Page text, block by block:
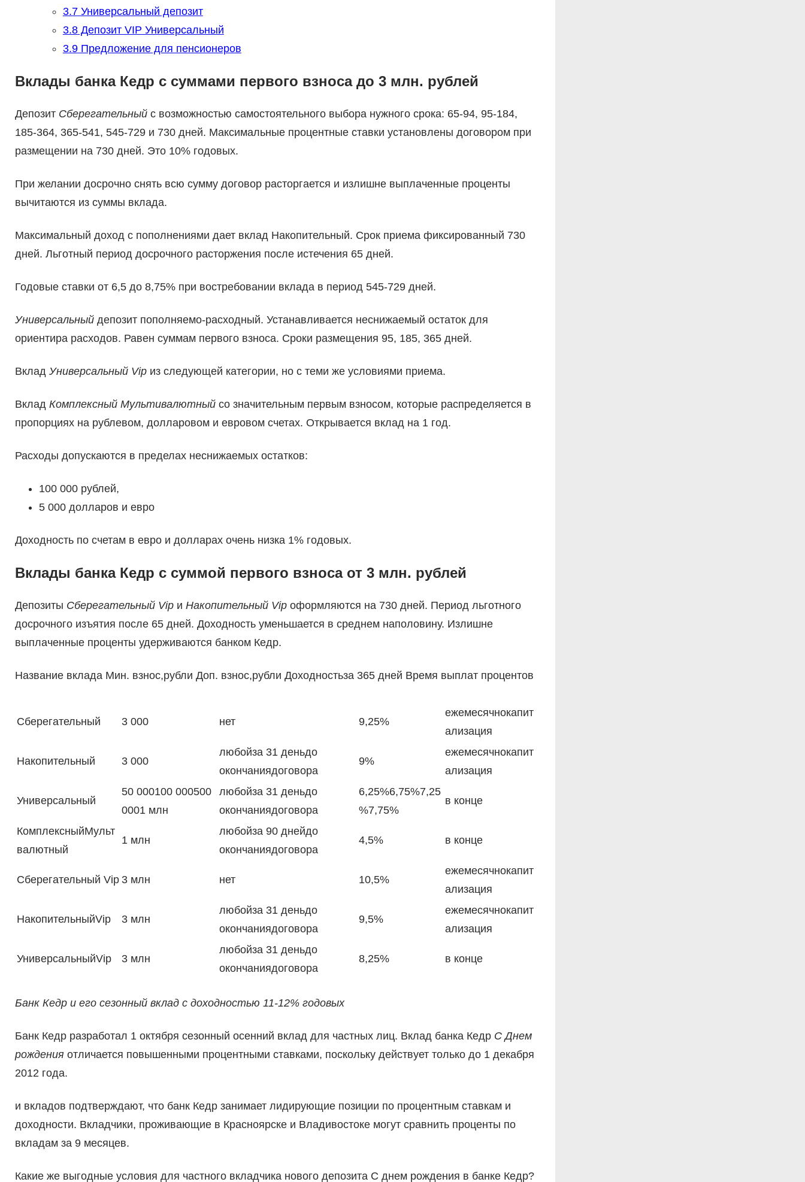
3.7Универсальный депозит
3.8Депозит VIP Универсальный
3.9Предложение для пенсионеров
Вклады банка Кедр с суммами первого взноса до 3 млн. рублей
Депозит Сберегательныйс возможностью самостоятельного выбора нужного срока: 65-94, 95-184,
185-364, 365-541, 545-729 и 730 дней. Максимальные процентные ставки установлены договором при
размещении на 730 дней. Это 10% годовых.
При желании досрочно снять всю сумму договор расторгается и излишне выплаченные проценты
вычитаются из суммы вклада.
Максимальный доход с пополнениями дает вклад Накопительный. Срок приема фиксированный 730
дней. Льготный период досрочного расторжения после истечения 65 дней.
Годовые ставки от 6,5 до 8,75% при востребовании вклада в период 545-729 дней.
Универсальныйдепозит пополняемо-расходный. Устанавливается неснижаемый остаток для
ориентира расходов. Равен суммам первого взноса. Сроки размещения 95, 185, 365 дней.
Вклад Универсальный Vipиз следующей категории, но с теми же условиями приема.
Вклад Комплексный Мультивалютныйсо значительным первым взносом, которые распределяется в
пропорциях на рублевом, долларовом и евровом счетах. Открывается вклад на 1 год.
Расходы допускаются в пределах неснижаемых остатков:
100 000 рублей,
5 000 долларов и евро
Доходность по счетам в евро и долларах очень низка 1% годовых.
Вклады банка Кедр с суммой первого взноса от 3 млн. рублей
Депозиты Сберегательный Vipи Накопительный Vipоформляются на 730 дней. Период льготного
досрочного изъятия после 65 дней. Доходность уменьшается в среднем наполовину. Излишне
выплаченные проценты удерживаются банком Кедр.
Название вклада Мин. взнос,рубли Доп. взнос,рубли Доходностьза 365 дней Время выплат процентов
Сберегательный 3 000 нет 9,25%
ежемесячнокапит
ализация
Накопительный 3 000
любойза 31 деньдо
окончаниядоговора
9%
ежемесячнокапит
ализация
Универсальный
50 000100 000500
0001 млн
любойза 31 деньдо
окончаниядоговора
6,25%6,75%7,25
%7,75%
в конце
КомплексныйМульт
валютный
1 млн
любойза 90 днейдо
окончаниядоговора
4,5% в конце
Сберегательный Vip 3 млн нет 10,5%
ежемесячнокапит
ализация
НакопительныйVip 3 млн
любойза 31 деньдо
окончаниядоговора
9,5%
ежемесячнокапит
ализация
УниверсальныйVip 3 млн
любойза 31 деньдо
окончаниядоговора
8,25% в конце
Банк Кедр и его сезонный вклад с доходностью 11-12% годовых
Банк Кедр разработал 1 октября сезонный осенний вклад для частных лиц. Вклад банка Кедр С Днем
рожденияотличается повышенными процентными ставками, поскольку действует только до 1 декабря
2012 года.
и вкладов подтверждают, что банк Кедр занимает лидирующие позиции по процентным ставкам и
доходности. Вкладчики, проживающие в Красноярске и Владивостоке могут сравнить проценты по
вкладам за 9 месяцев.
Какие же выгодные условия для частного вкладчика нового депозита С днем рождения в банке Кедр?